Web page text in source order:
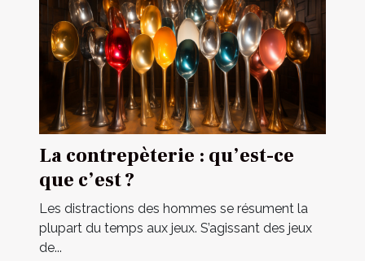
La contrepèterie : qu’est-ce
que c’est ?
Les distractions des hommes se résument la
plupart du temps aux jeux. S’agissant des jeux
de...